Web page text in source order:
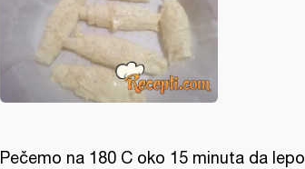
Pečemo na 180 C oko 15 minuta da lepo